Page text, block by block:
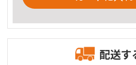
配送す